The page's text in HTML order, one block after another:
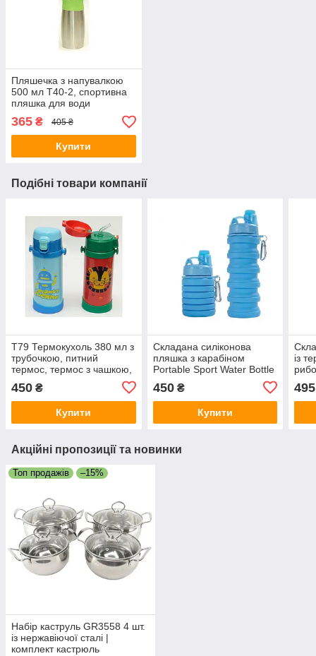
Пляшечка з напувалкою
500 мл T40-2, спортивна
пляшка для води
365 ₴ 405 ₴
Купити
Подібні товари компанії
T79 Термокухоль 380 мл з
трубочкою, питний
термос, термос з чашкою,
450 ₴
Купити
Складана силіконова
пляшка з карабіном
Portable Sport Water Bottle
450₴
Купити
із
495
Акційні пропозиції та новинки
Топ продажів –15%
Набір каструль GR3558 4 шт.
із нержавіючої сталі |
комплект кастрюль